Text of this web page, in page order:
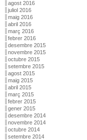
agost 2016
juliol 2016
maig 2016
abril 2016
març 2016
febrer 2016
desembre 2015
novembre 2015
octubre 2015
setembre 2015
agost 2015
maig 2015
abril 2015
març 2015
febrer 2015
gener 2015
desembre 2014
novembre 2014
octubre 2014
setembre 2014